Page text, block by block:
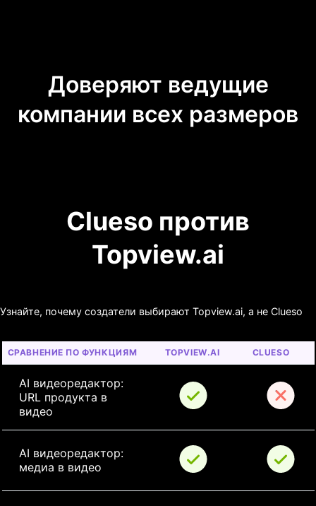
Доверяют ведущие
компании всех размеров
Clueso против
Topview.ai
Узнайте, почему создатели выбирают Topview.ai, а не Clueso
СРАВНЕНИЕ ПО ФУНКЦИЯМ TOPVIEW.AI CLUESO
AI видеоредактор:
URL продукта в
видео
AI видеоредактор:
медиа в видео